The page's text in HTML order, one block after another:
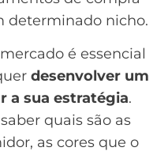
determinado nicho.
é essencial
desenvolver um
a sua estratégia.
quais são as
as cores que o